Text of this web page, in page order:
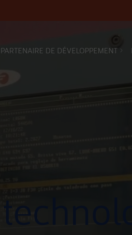
PARTENAIRE DE DÉVELOPPEMENT